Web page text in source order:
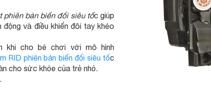
phiên bản biến đổi siêu tốc giúp
và điều khiển đôi tay khéo
khi cho bé chơi với mô hình
RID phiên bản biến đổi siêu tốc
cho sức khỏe của trẻ nhỏ.